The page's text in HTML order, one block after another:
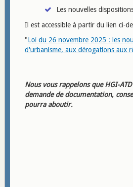
Les nouvelles
Il est accessible à partir du lien ci-
"Loi du 26 novembre 2025 : les
d'urbanisme, aux dérogations aux
Nous vous rappelons que HGI-
demande de documentation,
pourra aboutir.